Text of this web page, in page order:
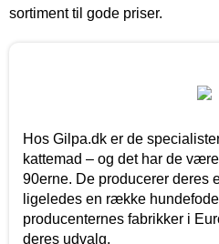
sortiment til gode priser.
Hos Gilpa.dk er de
kattemad – og det har de
90erne. De producerer deres
ligeledes en række
producenternes fabrikker i
deres udvalg.